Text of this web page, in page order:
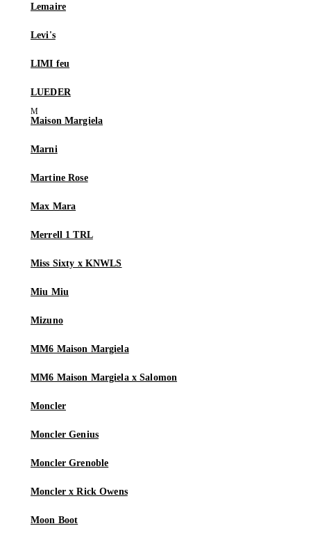
Lemaire
Levi's
LIMI feu
LUEDER
Maison Margiela
Marni
Martine Rose
Max Mara
Merrell 1 TRL
Miss Sixty x KNWLS
Miu Miu
Mizuno
MM6 Maison Margiela
MM6 Maison Margiela x Salomon
Moncler
Moncler Genius
Moncler Grenoble
Moncler x Rick Owens
Moon Boot